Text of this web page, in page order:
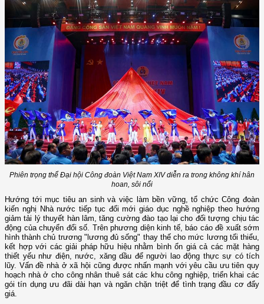
Phiên trọng thể Đại hội Công đoàn Việt Nam XIV diễn ra trong không khí hân
hoan, sôi nổi
Hướng tới mục tiêu an sinh và việc làm bền vững, tổ chức Công đoàn
kiến nghị Nhà nước tiếp tục đổi mới giáo dục nghề nghiệp theo hướng
giảm tải lý thuyết hàn lâm, tăng cường đào tạo lại cho đối tượng chịu tác
động của chuyển đổi số. Trên phương diện kinh tế, báo cáo đề xuất sớm
hình thành chủ trương "lương đủ sống" thay thế cho mức lương tối thiểu,
kết hợp với các giải pháp hữu hiệu nhằm bình ổn giá cả các mặt hàng
thiết yếu như điện, nước, xăng dầu để người lao động thực sự có tích
lũy. Vấn đề nhà ở xã hội cũng được nhấn mạnh với yêu cầu ưu tiên quy
hoạch nhà ở cho công nhân thuê sát các khu công nghiệp, triển khai các
gói tín dụng ưu đãi dài hạn và ngăn chặn triệt để tình trạng đầu cơ đẩy
giá.